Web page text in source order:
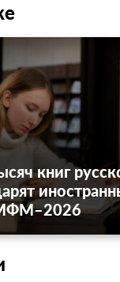
книг